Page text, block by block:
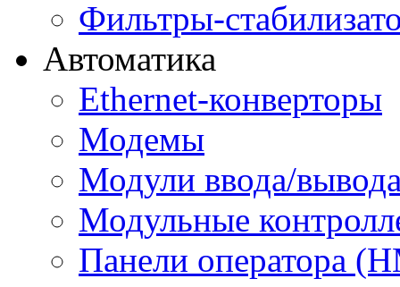
Фильтры-
Автоматика
Ethernet-конверторы
Модемы
Модули ввода/
Модульные
Панели оператора